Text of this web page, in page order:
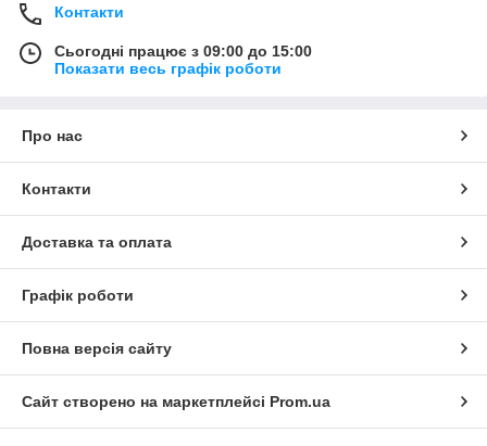
Контакти
Сьогодні працює з 09:00 до 15:00
Показати весь графік роботи
Про нас
Контакти
Доставка та оплата
Графік роботи
Повна версія сайту
Сайт створено на маркетплейсі Prom.ua